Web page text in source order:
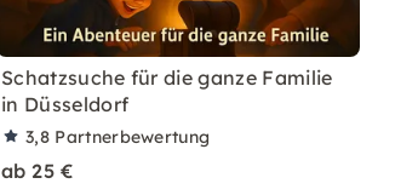
Schatzsuche für die ganze Familie
in Düsseldorf
3,8 Partnerbewertung
ab 25 €